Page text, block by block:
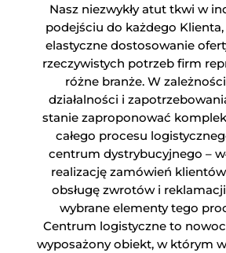
Nasz niezwykły atut tkwi w
podejściu do każdego
elastyczne dostosowanie
rzeczywistych potrzeb firm
różne branże. W
działalności i
stanie zaproponować
całego procesu
centrum dystrybucyjnego –
realizację zamówień
obsługę zwrotów i
wybrane elementy tego
Centrum logistyczne to
wyposażony obiekt, w którym